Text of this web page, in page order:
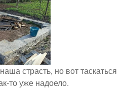
страсть, но вот таскаться
то уже надоело.